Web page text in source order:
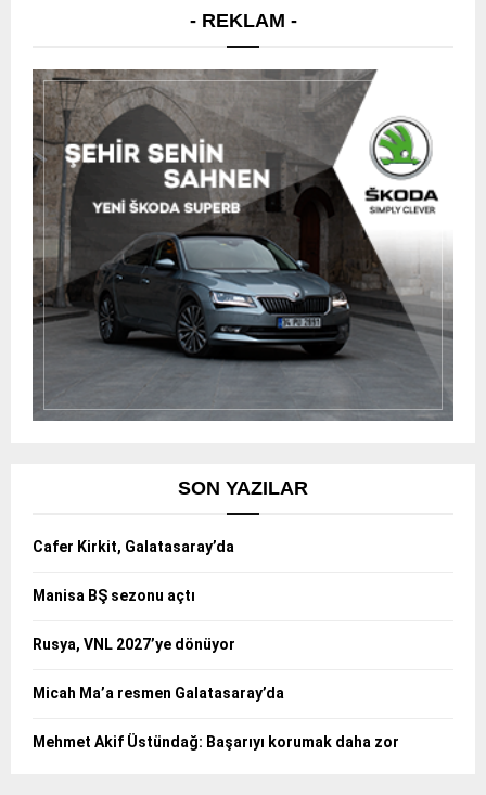
- REKLAM -
SON YAZILAR
Cafer Kirkit, Galatasaray’da
Manisa BŞ sezonu açtı
Rusya, VNL 2027’ye dönüyor
Micah Ma’a resmen Galatasaray’da
Mehmet Akif Üstündağ: Başarıyı korumak daha zor